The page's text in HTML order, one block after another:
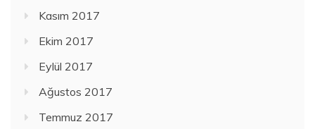
Kasım 2017
Ekim 2017
Eylül 2017
Ağustos 2017
Temmuz 2017